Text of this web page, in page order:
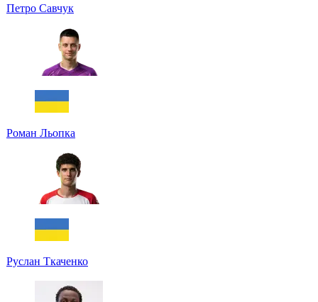
Петро Савчук
Роман Льопка
Руслан Ткаченко